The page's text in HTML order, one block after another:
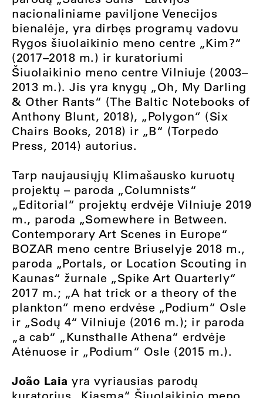
nacionaliniame paviljone Venecijos
bienalėje, yra dirbęs programų vadovu
Rygos šiuolaikinio meno centre „Kim?“
(2017–2018 m.) ir kuratoriumi
Šiuolaikinio meno centre Vilniuje (2003–
2013 m.). Jis yra knygų „Oh, My Darling
& Other Rants“ (The Baltic Notebooks of
Anthony Blunt, 2018), „Polygon“ (Six
Chairs Books, 2018) ir „B“ (Torpedo
Press, 2014) autorius.
Tarp naujausiųjų Klimašausko kuruotų
projektų – paroda „Columnists“
„Editorial“ projektų erdvėje Vilniuje 2019
m., paroda „Somewhere in Between.
Contemporary Art Scenes in Europe“
BOZAR meno centre Briuselyje 2018 m.,
paroda „Portals, or Location Scouting in
Kaunas“ žurnale „Spike Art Quarterly“
2017 m.; „A hat trick or a theory of the
plankton“ meno erdvėse „Podium“ Osle
ir „Sodų 4“ Vilniuje (2016 m.); ir paroda
„a cab“ „Kunsthalle Athena“ erdvėje
Atėnuose ir „Podium“ Osle (2015 m.).
João Laia yra vyriausias parodų